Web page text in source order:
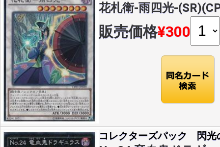
花札衛-雨四光-
販売価格¥300
コレクターズパック 閃光